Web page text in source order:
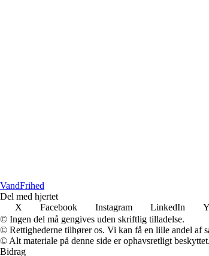
VandFrihed
Del med hjertet
X
Facebook Instagram LinkedIn
© Ingen del må gengives uden skriftlig tilladelse.
© Rettighederne tilhører os. Vi kan få en lille andel af
© Alt materiale på denne side er ophavsretligt
Bidrag